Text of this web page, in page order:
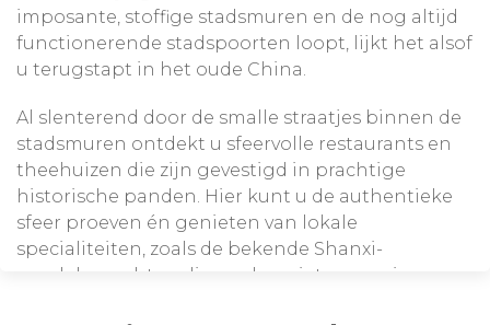
imposante, stoffige stadsmuren en de nog altijd
functionerende stadspoorten loopt, lijkt het alsof
u terugstapt in het oude China.
Al slenterend door de smalle straatjes binnen de
stadsmuren ontdekt u sfeervolle restaurants en
theehuizen die zijn gevestigd in prachtige
historische panden. Hier kunt u de authentieke
sfeer proeven én genieten van lokale
specialiteiten, zoals de bekende Shanxi-
noedelgerechten die u zeker niet mag missen.